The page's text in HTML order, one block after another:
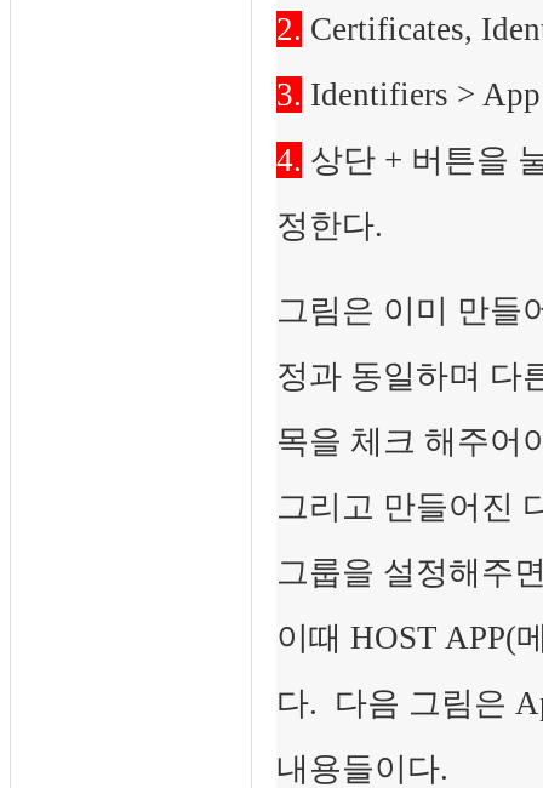
2. Certificates,
3. Identifiers >
4. 상단 + 버튼을
정한다.
그림은 이미 만들
정과 동일하며 다
목을 체크 해주어
그리고 만들어진
그룹을 설정해주
이때 HOST APP(
다. 다음 그림은
내용들이다.